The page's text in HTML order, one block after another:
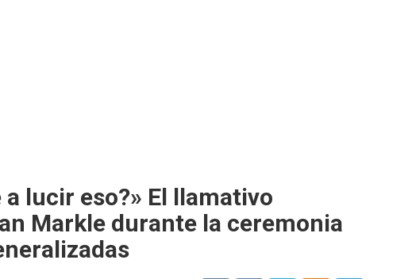
a lucir eso?» El llamativo
Markle durante la ceremonia